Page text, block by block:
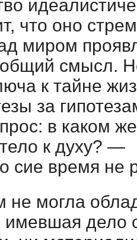
что оно
миром
общий смысл.
к тайне
за
в каком
к духу? —
сие время
могла
дело